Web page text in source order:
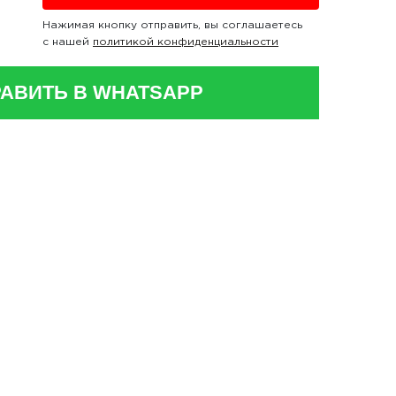
Нажимая кнопку отправить, вы соглашаетесь
с нашей политикой конфиденциальности
В WHATSAPP